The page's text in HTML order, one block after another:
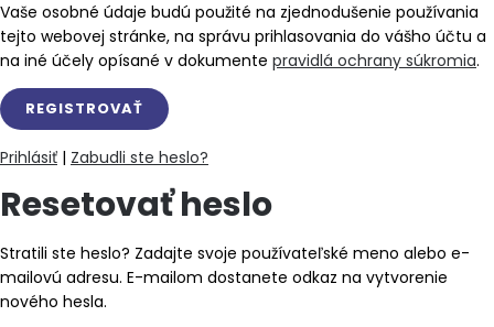
Vaše osobné údaje budú použité na zjednodušenie používania
tejto webovej stránke, na správu prihlasovania do vášho účtu a
na iné účely opísané v dokumente pravidlá ochrany súkromia.
Prihlásiť | Zabudli ste heslo?
Resetovať heslo
Stratili ste heslo? Zadajte svoje používateľské meno alebo e-
mailovú adresu. E-mailom dostanete odkaz na vytvorenie
nového hesla.